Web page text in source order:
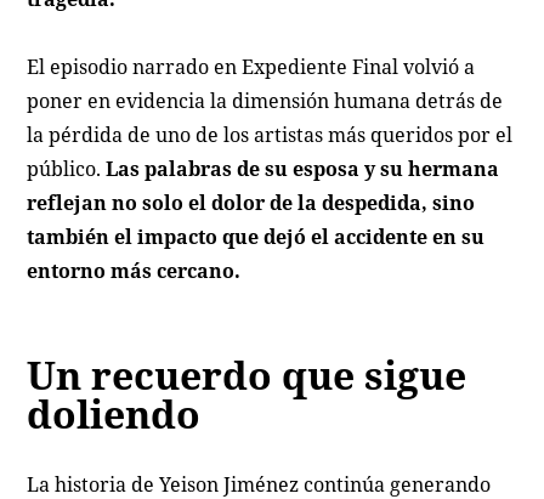
El episodio narrado en Expediente Final volvió a
poner en evidencia la dimensión humana detrás de
la pérdida de uno de los artistas más queridos por el
público.Las palabras de su esposa y su hermana
reflejan no solo el dolor de la despedida, sino
también el impacto que dejó el accidente en su
entorno más cercano.
Un recuerdo que sigue
doliendo
La historia de Yeison Jiménez continúa generando